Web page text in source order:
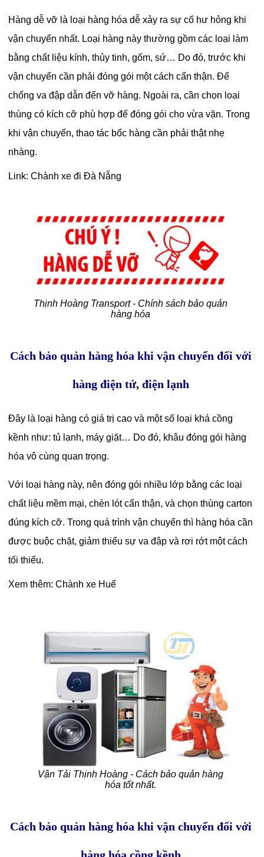
Hàng dễ vỡ là loại hàng hóa dễ xảy ra sự cố hư hỏng khi
vận chuyển nhất. Loại hàng này thường gồm các loại làm
bằng chất liệu kính, thủy tinh, gốm, sứ… Do đó, trước khi
vận chuyển cần phải đóng gói một cách cẩn thận. Để
chống va đập dẫn đến vỡ hàng. Ngoài ra, cần chọn loại
thùng có kích cỡ phù hợp để đóng gói cho vừa vặn. Trong
khi vận chuyển, thao tác bốc hàng cần phải thật nhẹ
nhàng.
Link:Chành xe đi Đà Nẵng
Thịnh Hoàng Transport - Chính sách bảo quản
hàng hóa
Cách bảo quản hàng hóa khi vận chuyển đối với
hàng điện tử, điện lạnh
Đây là loại hàng có giá trị cao và một số loại khá cồng
kềnh như: tủ lạnh, máy giặt… Do đó, khâu đóng gói hàng
hóa vô cùng quan trọng.
Với loại hàng này, nên đóng gói nhiều lớp bằng các loại
chất liệu mềm mại, chèn lót cẩn thận, và chọn thùng carton
đúng kích cỡ. Trong quá trình vận chuyển thì hàng hóa cần
được buộc chặt, giảm thiểu sự va đập và rơi rớt một cách
tối thiểu.
Xem thêm:Chành xe Huế
Vận Tải Thịnh Hoàng - Cách bảo quản hàng
hóa tốt nhất.
Cách bảo quản hàng hóa khi vận chuyển đối với